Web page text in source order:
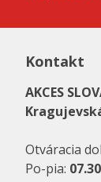
Kontakt
AKCES
Otváracia
Po-pia: